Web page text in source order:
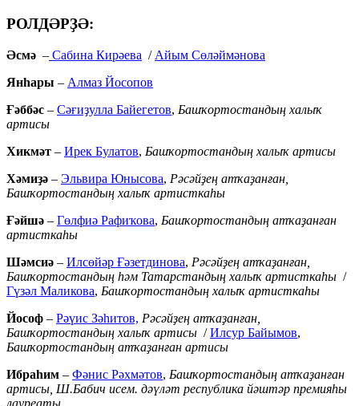
РОЛДӘРҘӘ:
Әсмә – Сабина Кирәева / Айым Сөләймәнова
Янһары – Алмаз Йосопов
Ғәббәс – Сәғиҙулла Байегетов, Башҡортостандың халыҡ
артисы
Хикмәт – Ирек Булатов, Башҡортостандың халыҡ артисы
Хәмиҙә – Эльвира Юнысова, Рәсәйҙең атҡаҙанған,
Башҡортостандың халыҡ артисткаһы
Ғәйшә – Гөлфиә Рафиҡова, Башҡортостандың атҡаҙанған
артисткаһы
Шәмсиә – Илсөйәр Ғәзетдинова, Рәсәйҙең атҡаҙанған,
Башҡортостандың һәм Татарстандың халыҡ артисткаһы /
Гүзәл Маликова, Башҡортостандың халыҡ артисткаһы
Йософ – Рәүис Зәһитов, Рәсәйҙең атҡаҙанған,
Башҡортостандың халыҡ артисы /Илсур Байымов,
Башҡортостандың атҡаҙанған артисы
Ибраһим – Фәнис Рәхмәтов, Башҡортостандың атҡаҙанған
артисы, Ш.Бабич исем. дәүләт республика йәштәр премияһы
лауреаты